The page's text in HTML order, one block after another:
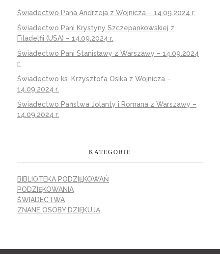
Świadectwo Pana Andrzeja z Wojnicza – 14.09.2024 r.
Świadectwo Pani Krystyny Szczepankowskiej z
Filadelfii (USA) – 14.09.2024 r.
Świadectwo Pani Stanisławy z Warszawy – 14.09.2024
r.
Świadectwo ks. Krzysztofa Osika z Wojnicza –
14.09.2024 r.
Świadectwo Państwa Jolanty i Romana z Warszawy –
14.09.2024 r.
KATEGORIE
BIBLIOTEKA PODZIĘKOWAŃ
PODZIĘKOWANIA
ŚWIADECTWA
ZNANE OSOBY DZIĘKUJĄ